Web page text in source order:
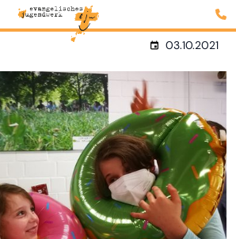
03.10.2021